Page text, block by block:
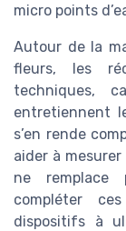
micro points
Autour de la
fleurs, les
techniques,
entretiennent
s’en rende
aider à
ne remplace
compléter
dispositifs à